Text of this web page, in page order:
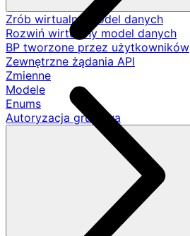
Zrób wirtualny model danych
Rozwiń wirtualny model danych
BP tworzone przez użytkowników
Zewnętrzne żądania API
Zmienne
Modele
Enums
Autoryzacja grupowa